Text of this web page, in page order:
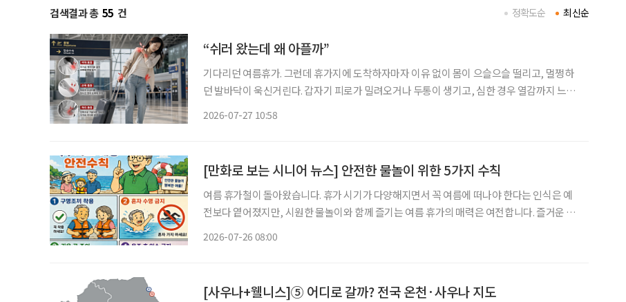
검색결과 총 55 건 최신순
정확도순
“쉬러 왔는데 왜 아플까”
기다리던 여름휴가. 그런데 휴가지에 도착하자마자 이유 없이 몸이 으슬으슬 떨리고, 멀쩡하
던 발바닥이 욱신거린다. 갑자기 피로가 밀려오거나 두통이 생기고, 심한 경우 열감까지 느껴
2026-07-27 10:58
[만화로 보는 시니어 뉴스] 안전한 물놀이 위한 5가지 수칙
여름 휴가철이 돌아왔습니다. 휴가 시기가 다양해지면서 꼭 여름에 떠나야 한다는 인식은 예
전보다 옅어졌지만, 시원한 물놀이와 함께 즐기는 여름 휴가의 매력은 여전합니다. 즐거운 여
2026-07-26 08:00
[사우나+웰니스]⑤ 어디로 갈까? 전국 온천·사우나 지도